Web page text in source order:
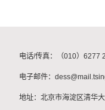
电话/传真：（010）6277
电子邮件：
地址：北京市海淀区清华